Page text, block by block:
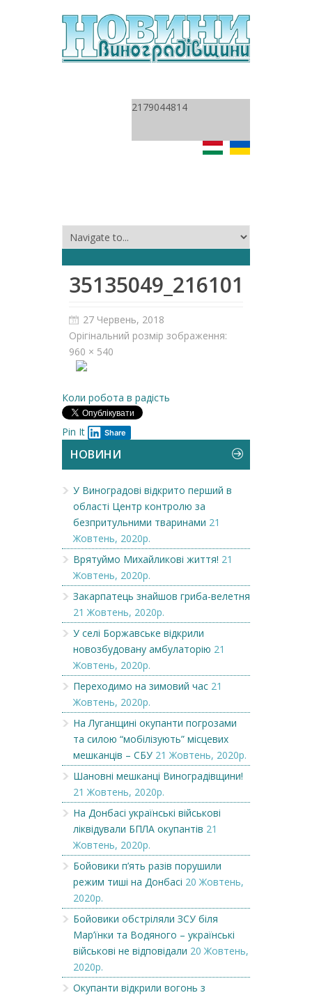
2179044814
27 Червень, 2018
Орігінальний розмір зображення:
960 × 540
Коли робота в радість
Pin It Share
НОВИНИ
У Виноградові відкрито перший в
області Центр контролю за
безпритульними тваринами 21
Жовтень, 2020р.
Врятуймо Михайликові життя! 21
Жовтень, 2020р.
Закарпатець знайшов гриба-велетня
21 Жовтень, 2020р.
У селі Боржавське відкрили
новозбудовану амбулаторію 21
Жовтень, 2020р.
Переходимо на зимовий час 21
Жовтень, 2020р.
На Луганщині окупанти погрозами
та силою “мобілізують” місцевих
мешканців – СБУ 21 Жовтень, 2020р.
Шановні мешканці Виноградівщини!
21 Жовтень, 2020р.
На Донбасі українські військові
ліквідували БПЛА окупантів 21
Жовтень, 2020р.
Бойовики п’ять разів порушили
режим тиші на Донбасі 20 Жовтень,
2020р.
Бойовики обстріляли ЗСУ біля
Мар’їнки та Водяного – українські
військові не відповідали 20 Жовтень,
2020р.
Окупанти відкрили вогонь з